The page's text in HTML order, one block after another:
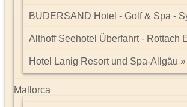
BUDERSAND Hotel - Golf & Spa -
Althoff Seehotel Überfahrt - Rottach
Hotel Lanig Resort und Spa-Allgäu
Mallorca